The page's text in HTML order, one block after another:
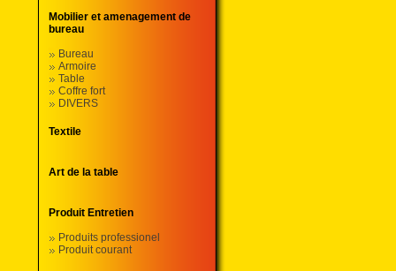
Mobilier et amenagement de
bureau
Bureau
Armoire
Table
Coffre fort
DIVERS
Textile
Art de la table
Produit Entretien
Produits professionel
Produit courant